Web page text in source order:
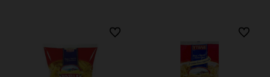
Do ulubionych Do